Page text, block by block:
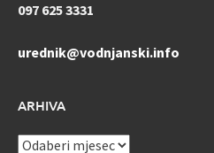
097 625 3331
urednik@vodnjanski.info
ARHIVA
ARHIVA